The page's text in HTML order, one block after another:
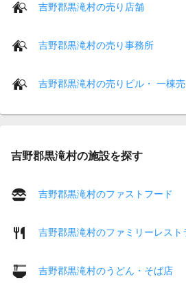
吉野郡黒滝村の売り店舗
吉野郡黒滝村の売り事務所
吉野郡黒滝村の売りビル・ 一棟
吉野郡黒滝村の施設を探す
吉野郡黒滝村のファストフード
吉野郡黒滝村のファミリーレスト
吉野郡黒滝村のうどん・そば店